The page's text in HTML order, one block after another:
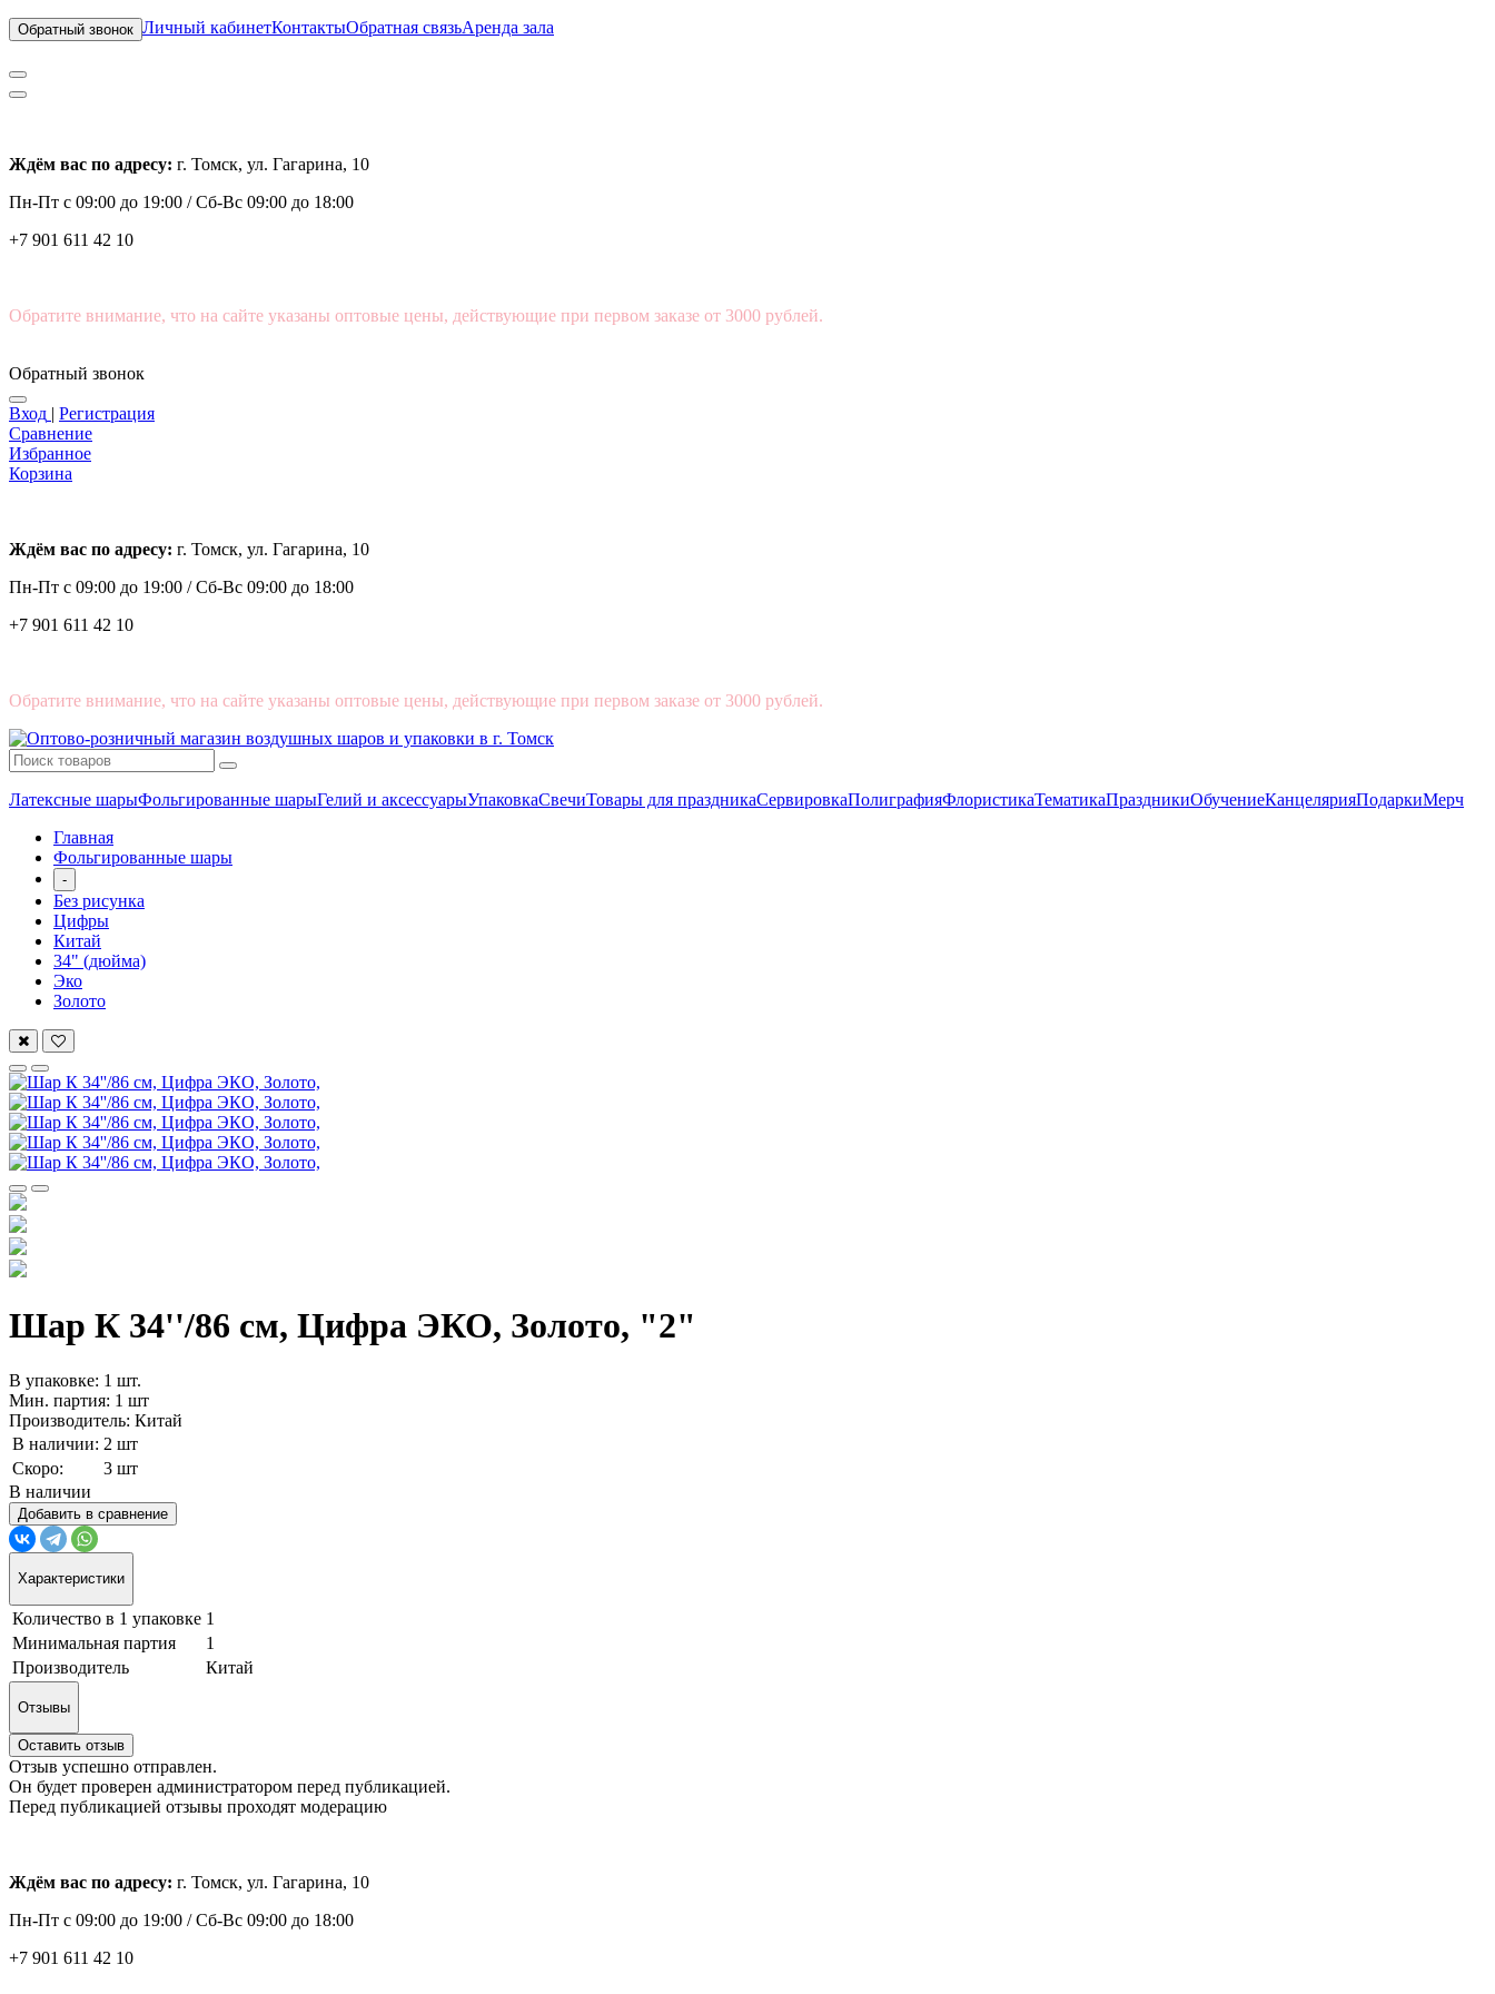
Обратный звонок Личный кабинетКонтактыОбратная связьАренда зала
Ждём вас по адресу: г. Томск, ул. Гагарина, 10
Пн-Пт с 09:00 до 19:00 /Сб-Вс 09:00 до 18:00
+7 901 611 42 10
Обратите внимание, что на сайте указаны оптовые цены, действующие при первом заказе от 3000 рублей.
Обратный звонок
Вход | Регистрация
Сравнение
Избранное
Корзина
Ждём вас по адресу: г. Томск, ул. Гагарина, 10
Пн-Пт с 09:00 до 19:00 /Сб-Вс 09:00 до 18:00
+7 901 611 42 10
Обратите внимание, что на сайте указаны оптовые цены, действующие при первом заказе от 3000 рублей.
Латексные шарыФольгированные шарыГелий и аксессуарыУпаковкаСвечиТовары для праздникаСервировкаПолиграфияФлористикаТематикаПраздникиОбучениеКанцелярияПодаркиМерч
Главная
Фольгированные шары
-
Без рисунка
Цифры
Китай
34" (дюйма)
Эко
Золото
Шар К 34''/86 см, Цифра ЭКО, Золото, "2"
В упаковке: 1 шт.
Мин. партия: 1 шт
Производитель: Китай
В наличии: 2 шт
Скоро:
3 шт
В наличии
Добавить в сравнение
Характеристики
Количество в 1 упаковке 1
Минимальная партия
1
Производитель
Китай
Отзывы
Оставить отзыв
Отзыв успешно отправлен.
Он будет проверен администратором перед публикацией.
Перед публикацией отзывы проходят модерацию
Ждём вас по адресу: г. Томск, ул. Гагарина, 10
Пн-Пт с 09:00 до 19:00 /Сб-Вс 09:00 до 18:00
+7 901 611 42 10